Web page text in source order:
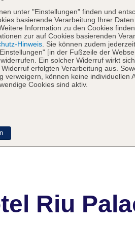
Riu
unter "Einstellungen" finden und
basierende Verarbeitung Ihrer
Information zu den Cookies
zur auf Cookies basierenden
Hinweis . Sie können zudem
[in der Fußzeile der
Ein solcher Widerruf wirkt
erfolgten Verarbeitung aus.
verweigern, können keine individuellen
Cookies sind aktiv.